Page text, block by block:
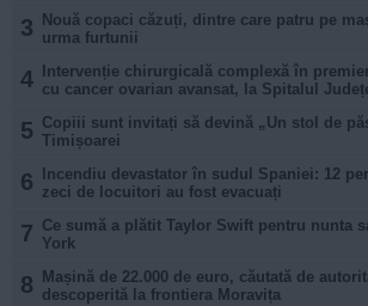
3
Nouă copaci căzuți, dintre care patru pe
urma furtunii
4
Intervenție chirurgicală complexă în
cu cancer ovarian avansat, la Spitalul
5 Copiii sunt invitați să devină „Un stol de
Timișoarei
6
Incendiu devastator în sudul Spaniei: 12
zeci de locuitori au fost evacuați
7 Ce sumă a plătit Taylor Swift pentru nunta
York
8
Mașină de 22.000 de euro, căutată de
descoperită la frontiera Moravița